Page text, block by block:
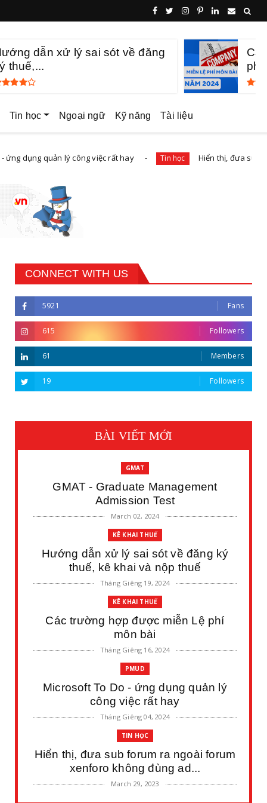
dẫn xử lý sai sót về đăng
thuế,...
phí
Tin học Ngoại ngữ Kỹ năng Tài liệu
quản lý công việc rất hay Tin học Hiển thị, đưa sub forum ra
CONNECT WITH US
5921 Fans
615 Followers
61 Members
19 Followers
BÀI VIẾT MỚI
GMAT
GMAT - Graduate Management
Admission Test
March 02, 2024
KÊ KHAI THUẾ
Hướng dẫn xử lý sai sót về đăng ký
thuế, kê khai và nộp thuế
Tháng Giêng 19, 2024
KÊ KHAI THUẾ
Các trường hợp được miễn Lệ phí
môn bài
Tháng Giêng 16, 2024
PMUD
Microsoft To Do - ứng dụng quản lý
công việc rất hay
Tháng Giêng 04, 2024
TIN HỌC
Hiển thị, đưa sub forum ra ngoài forum
xenforo không đùng ad...
March 29, 2023